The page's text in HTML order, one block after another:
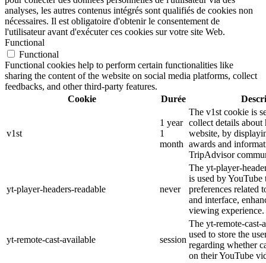
analyses, les autres contenus intégrés sont qualifiés de cookies non
nécessaires. Il est obligatoire d'obtenir le consentement de
l'utilisateur avant d'exécuter ces cookies sur votre site Web.
Functional
Functional
Functional cookies help to perform certain functionalities like
sharing the content of the website on social media platforms, collect
feedbacks, and other third-party features.
Cookie
Durée
v1st
1 year
1
month
The v1st cookie is
collect details
website, by
awards and
TripAdvisor
yt-player-headers-readable never
The yt-player-
is used by YouTube
preferences related
and interface,
viewing experience.
yt-remote-cast-available session
The yt-remote-cast-
used to store the
regarding whether
on their YouTube